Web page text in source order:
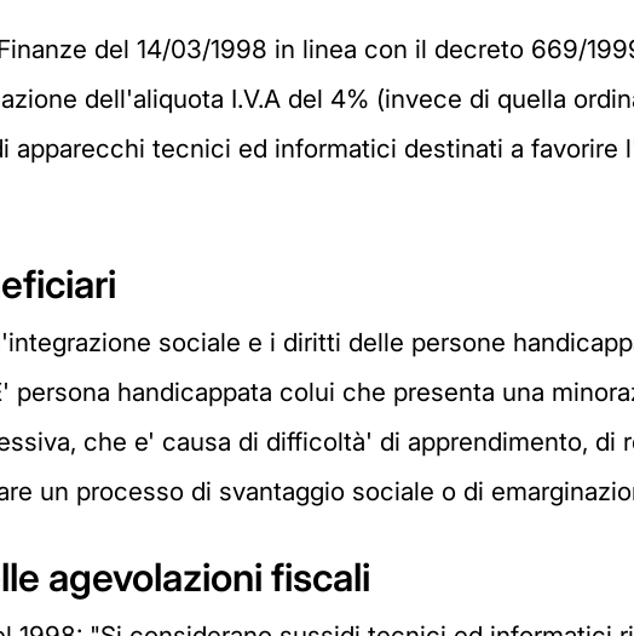
del 14/03/1998 in linea con il decreto 669/
dell'aliquota I.V.A del 4% (invece di quella
apparecchi tecnici ed informatici destinati a favorire
sociale e i diritti delle persone
handicappata colui che presenta una
che e' causa di difficoltà' di apprendimento, di
un processo di svantaggio sociale o di
agevolazioni fiscali